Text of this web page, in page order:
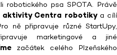
robotického psa SPOTA. Právě
aktivity Centra robotikya cílí
ně připravuje různé StartUpy,
marketingové a jiné
začátek celého Plzeňského